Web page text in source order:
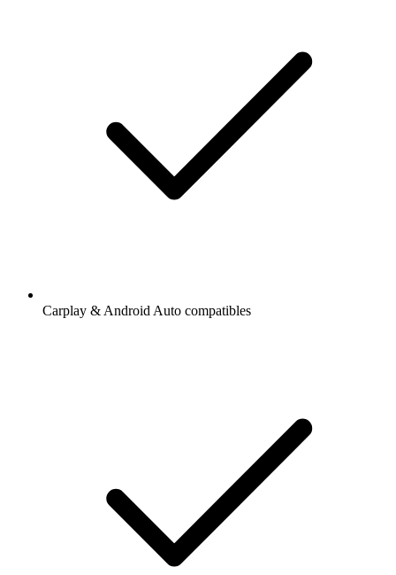
Carplay & Android Auto compatibles